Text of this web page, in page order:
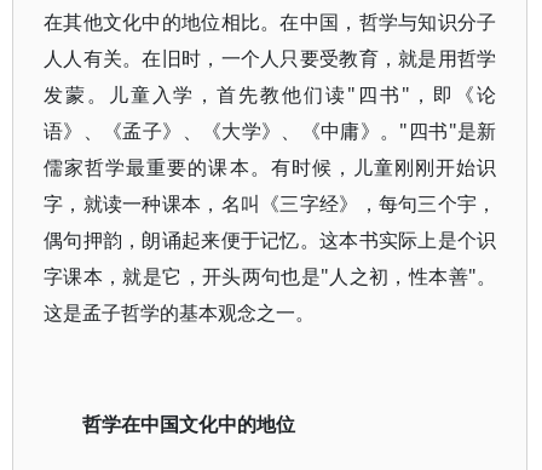
在其他文化中的地位相比。在中国，哲学与知识分子
人人有关。在旧时，一个人只要受教育，就是用哲学
发蒙。儿童入学，首先教他们读"四书"，即《论
语》、《孟子》、《大学》、《中庸》。"四书"是新
儒家哲学最重要的课本。有时候，儿童刚刚开始识
字，就读一种课本，名叫《三字经》，每句三个宇，
偶句押韵，朗诵起来便于记忆。这本书实际上是个识
字课本，就是它，开头两句也是"人之初，性本善"。
这是孟子哲学的基本观念之一。
哲学在中国文化中的地位